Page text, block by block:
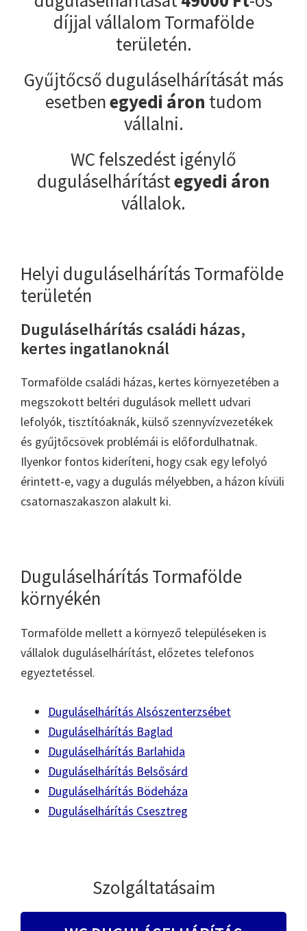
díjjal vállalom Tormafölde
területén.
Gyűjtőcső duguláselhárítását más
esetbenegyedi áron tudom
vállalni.
WC felszedést igénylő
duguláselhárítástegyedi áron
vállalok.
Helyi duguláselhárítás Tormafölde
területén
Duguláselhárítás családi házas,
kertes ingatlanoknál
Tormafölde családi házas, kertes környezetében a
megszokott beltéri dugulások mellett udvari
lefolyók, tisztítóaknák, külső szennyvízvezetékek
és gyűjtőcsövek problémái is előfordulhatnak.
Ilyenkor fontos kideríteni, hogy csak egy lefolyó
érintett-e, vagy a dugulás mélyebben, a házon kívüli
csatornaszakaszon alakult ki.
Duguláselhárítás Tormafölde
környékén
Tormafölde mellett a környező településeken is
vállalok duguláselhárítást, előzetes telefonos
egyeztetéssel.
Duguláselhárítás Alsószenterzsébet
Duguláselhárítás Baglad
Duguláselhárítás Barlahida
Duguláselhárítás Belsősárd
Duguláselhárítás Bödeháza
Duguláselhárítás Csesztreg
Szolgáltatásaim